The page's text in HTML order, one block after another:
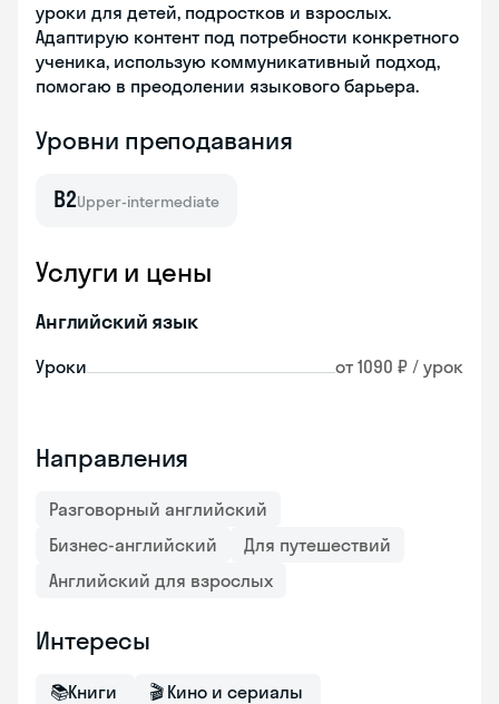
уроки для детей, подростков и взрослых.
Адаптирую контент под потребности конкретного
ученика, использую коммуникативный подход,
помогаю в преодолении языкового барьера.
Уровни преподавания
B2Upper-intermediate
Услуги и цены
Английский язык
Уроки от 1090 ₽ / урок
Направления
Разговорный английский
Бизнес-английский
Для путешествий
Английский для взрослых
Интересы
📚Книги 🎬 Кино и сериалы